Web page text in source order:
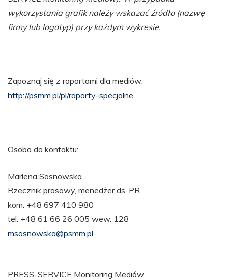
wykorzystania grafik należy wskazać źródło (nazwę
firmy lub logotyp) przy każdym wykresie.
Zapoznaj się z raportami dla mediów:
http://psmm.pl/pl/raporty-specjalne
Osoba do kontaktu:
Marlena Sosnowska
Rzecznik prasowy, menedżer ds. PR
kom: +48 697 410 980
tel. +48 61 66 26 005 wew. 128
msosnowska@psmm.pl
PRESS-SERVICE Monitoring Mediów